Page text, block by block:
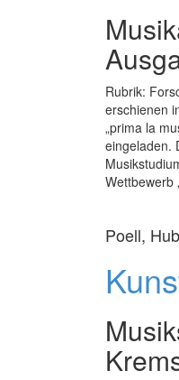
Rubrik:
erschienen
„prima la
eingeladen.
Wettbewerb
Poell,